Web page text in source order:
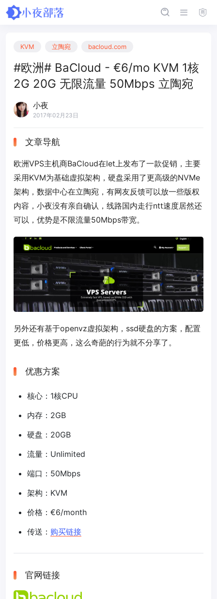
KVM 立陶宛 bacloud.com
#欧洲# BaCloud - €6/mo KVM 1核
2G 20G 无限流量 50Mbps 立陶宛
小夜
2017年02月23日
文章导航
欧洲VPS主机商BaCloud在let上发布了一款促销，主要
采用KVM为基础虚拟架构，硬盘采用了更高级的NVMe
架构，数据中心在立陶宛，有网友反馈可以放一些版权
内容，小夜没有亲自确认，线路国内走行ntt速度居然还
可以，优势是不限流量50Mbps带宽。
另外还有基于openvz虚拟架构，ssd硬盘的方案，配置
更低，价格更高，这么奇葩的行为就不分享了。
优惠方案
核心：1核CPU
内存：2GB
硬盘：20GB
流量：Unlimited
端口：50Mbps
架构：KVM
价格：€6/month
传送： 购买链接
官网链接